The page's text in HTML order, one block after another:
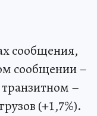
сообщения,
сообщении –
–
(+1,7%).